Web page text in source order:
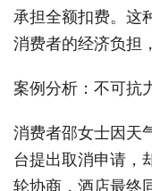
承担全额扣费。这
消费者的经济负担
案例分析：不可抗
消费者邵女士因天
台提出取消申请，
轮协商，酒店最终